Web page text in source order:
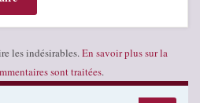
les indésirables. En savoir plus sur la
sont traitées.